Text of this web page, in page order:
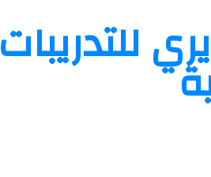
للتدريبات